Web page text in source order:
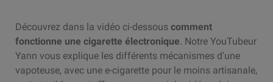
Découvrez dans la vidéo ci-dessous comment
fonctionne une cigarette électronique. Notre YouTubeur
Yann vous explique les différents mécanismes d'une
vapoteuse, avec une e-cigarette pour le moins artisanale,